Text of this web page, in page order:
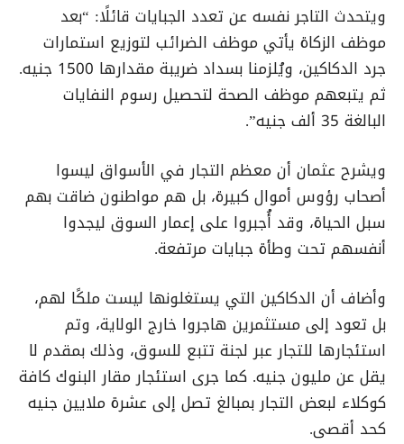
ويتحدث التاجر نفسه عن تعدد الجبايات قائلًا: “بعد
موظف الزكاة يأتي موظف الضرائب لتوزيع استمارات
جرد الدكاكين، ويُلزمنا بسداد ضريبة مقدارها 1500 جنيه.
ثم يتبعهم موظف الصحة لتحصيل رسوم النفايات
البالغة 35 ألف جنيه”.
ويشرح عثمان أن معظم التجار في الأسواق ليسوا
أصحاب رؤوس أموال كبيرة، بل هم مواطنون ضاقت بهم
سبل الحياة، وقد أُجبروا على إعمار السوق ليجدوا
أنفسهم تحت وطأة جبايات مرتفعة.
وأضاف أن الدكاكين التي يستغلونها ليست ملكًا لهم،
بل تعود إلى مستثمرين هاجروا خارج الولاية، وتم
استئجارها للتجار عبر لجنة تتبع للسوق، وذلك بمقدم لا
يقل عن مليون جنيه. كما جرى استئجار مقار البنوك كافة
كوكلاء لبعض التجار بمبالغ تصل إلى عشرة ملايين جنيه
كحد أقصى.